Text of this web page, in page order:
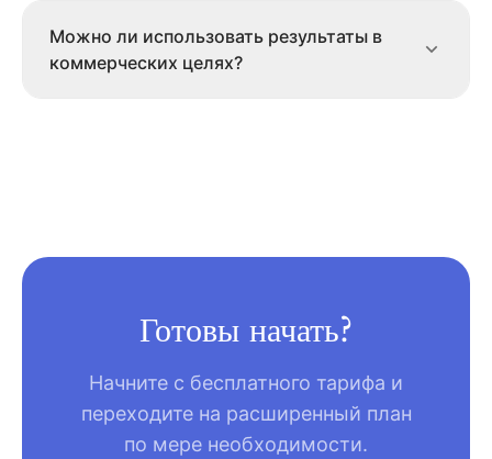
Можно ли использовать результаты в
коммерческих целях?
Готовы начать?
Начните с бесплатного тарифа и
переходите на расширенный план
по мере необходимости.